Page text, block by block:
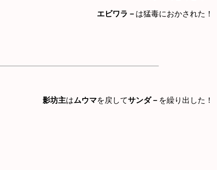
エビワラ－ は猛毒におかされた！
影坊主はムウマを戻してサンダ－ を繰り出した！